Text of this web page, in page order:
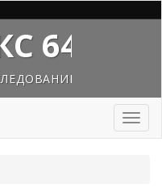
64
Toggle